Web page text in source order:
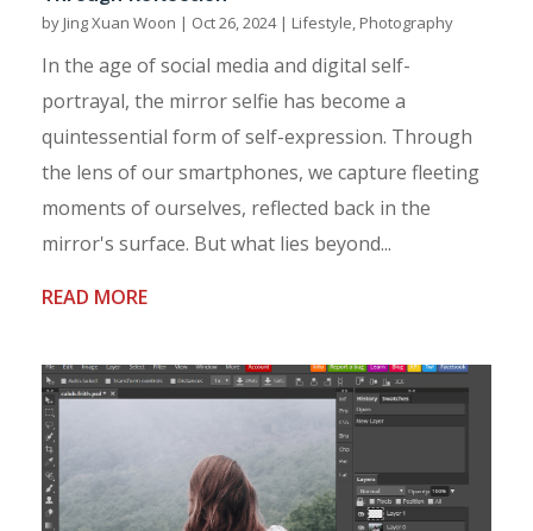
by Jing Xuan Woon | Oct 26, 2024| Lifestyle, Photography
In the age of social media and digital self-
portrayal, the mirror selfie has become a
quintessential form of self-expression. Through
the lens of our smartphones, we capture fleeting
moments of ourselves, reflected back in the
mirror's surface. But what lies beyond...
READ MORE